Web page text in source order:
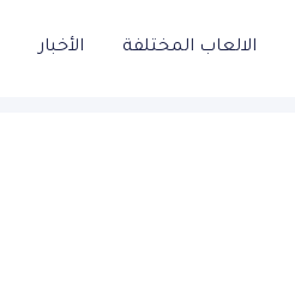
الالعاب المختلفة الأخبار